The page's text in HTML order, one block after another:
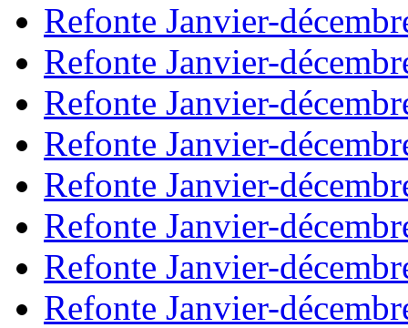
Refonte Janvier-
Refonte Janvier-
Refonte Janvier-
Refonte Janvier-
Refonte Janvier-
Refonte Janvier-
Refonte Janvier-
Refonte Janvier-